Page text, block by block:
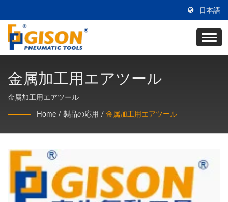
日本語
金属加工用エアツール
金属加工用エアツール
Home / 製品の応用 / 金属加工用エアツール